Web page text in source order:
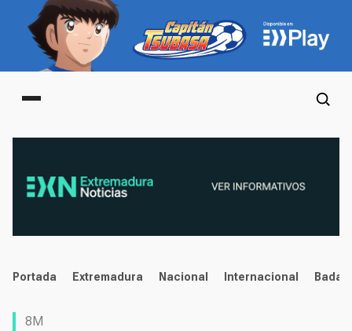
Main menu
noticias
Portada Extremadura Nacional Internacional
8M